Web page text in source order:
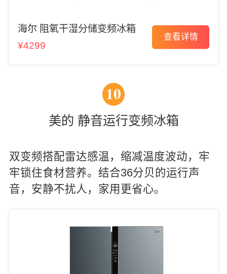
海尔 阻氧干湿分储变频冰箱
¥4299
查看详情
10
美的 静音运行变频冰箱
双变频搭配雷达感温，缩减温度波动，牢
牢锁住食材营养。结合36分贝的运行声
音，安静不扰人，家用更省心。